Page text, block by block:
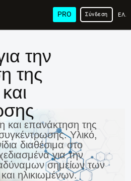
PRO Σύνδεση
την
της
και επανάκτηση της
Υλικό,
διαθέσιμα στο
για την
σημείων των
ηλικιωμένων.